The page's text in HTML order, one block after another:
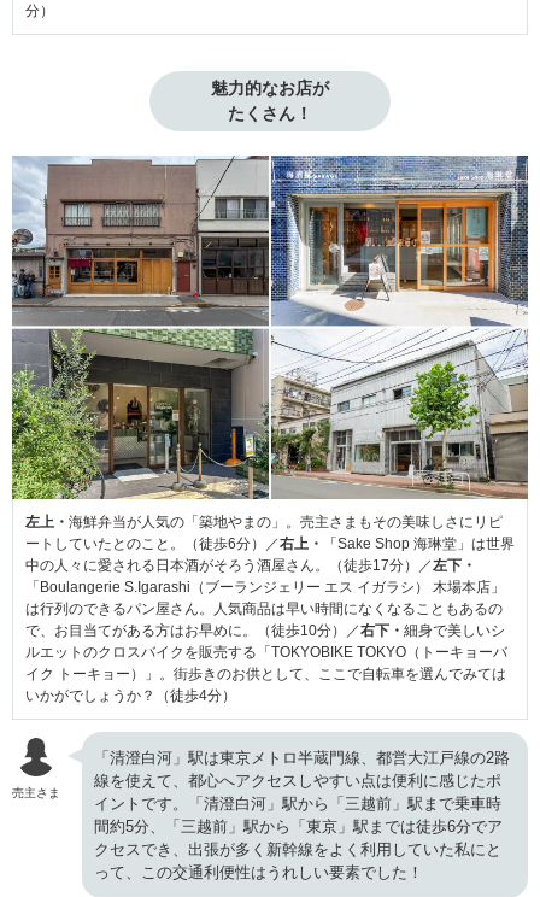
分）
魅力的なお店が
たくさん！
左上・ 海鮮弁当が人気の「築地やまの」。売主さまもその美味しさにリピ
ートしていたとのこと。（徒歩6分）／右上・
「Sake Shop 海琳堂」は世界
中の人々に愛される日本酒がそろう酒屋さん。（徒歩17分）／左下・
「Boulangerie S.Igarashi（ブーランジェリー エス イガラシ） 木場本店」
は行列のできるパン屋さん。人気商品は早い時間になくなることもあるの
で、お目当てがある方はお早めに。（徒歩10分）／右下・ 細身で美しいシ
ルエットのクロスバイクを販売する「TOKYOBIKE TOKYO（トーキョーバ
イク トーキョー）」。街歩きのお供として、ここで自転車を選んでみては
いかがでしょうか？（徒歩4分）
売主さま
「清澄白河」駅は東京メトロ半蔵門線、都営大江戸線の2路
線を使えて、都心へアクセスしやすい点は便利に感じたポ
イントです。「清澄白河」駅から「三越前」駅まで乗車時
間約5分、「三越前」駅から「東京」駅までは徒歩6分でア
クセスでき、出張が多く新幹線をよく利用していた私にと
って、この交通利便性はうれしい要素でした！